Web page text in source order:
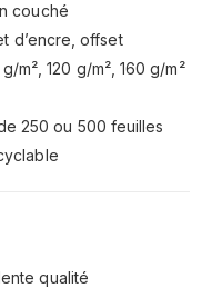
couché
d’encre, offset
m², 120 g/m², 160 g/m²
250 ou 500 feuilles
qualité